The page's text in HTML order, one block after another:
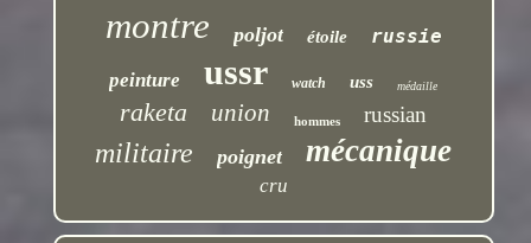
montre poljot étoile
russie
peinture
ussr watch uss médaille
raketa union hommes russian
militaire poignet mécanique
cru